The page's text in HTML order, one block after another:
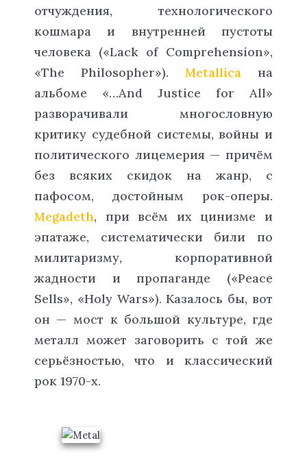
отчуждения, технологического
кошмара и внутренней пустоты
человека («Lack of Comprehension»,
«The Philosopher»).Metallica на
альбоме «…And Justice for All»
разворачивали многословную
критику судебной системы, войны и
политического лицемерия — причём
без всяких скидок на жанр, с
пафосом, достойным рок-оперы.
Megadeth, при всём их цинизме и
эпатаже, систематически били по
милитаризму, корпоративной
жадности и пропаганде («Peace
Sells», «Holy Wars»). Казалось бы, вот
он — мост к большой культуре, где
металл может заговорить с той же
серьёзностью, что и классический
рок 1970-х.